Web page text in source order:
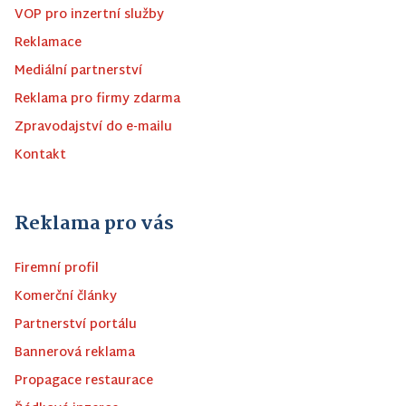
VOP pro inzertní služby
Reklamace
Mediální partnerství
Reklama pro firmy zdarma
Zpravodajství do e-mailu
Kontakt
Reklama pro vás
Firemní profil
Komerční články
Partnerství portálu
Bannerová reklama
Propagace restaurace